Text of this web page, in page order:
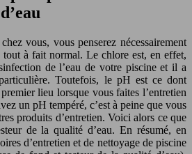
vous, vous penserez nécessairement
tout à fait normal. Le chlore est, en effet,
de l’eau de votre piscine et il a
Toutefois, le pH est ce dont
lieu lorsque vous faites l’entretien
un pH tempéré, c’est à peine que vous
produits d’entretien. Voici alors ce que
de la qualité d’eau. En résumé, en
d’entretien et de nettoyage de piscine